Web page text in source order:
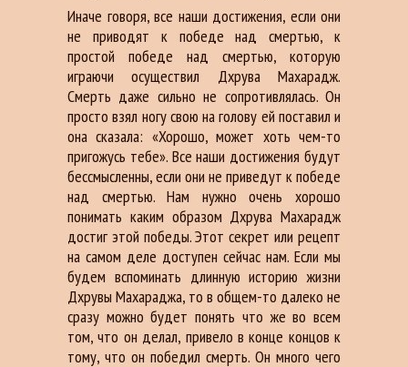
Иначе говоря, все наши достижения, если они
не приводят к победе над смертью, к
простой победе над смертью, которую
играючи осуществил Дхрува Махарадж.
Смерть даже сильно не сопротивлялась. Он
просто взял ногу свою на голову ей поставил и
она сказала: «Хорошо, может хоть чем-то
пригожусь тебе». Все наши достижения будут
бессмысленны, если они не приведут к победе
над смертью. Нам нужно очень хорошо
понимать каким образом Дхрува Махарадж
достиг этой победы. Этот секрет или рецепт
на самом деле доступен сейчас нам. Если мы
будем вспоминать длинную историю жизни
Дхрувы Махараджа, то в общем-то далеко не
сразу можно будет понять что же во всем
том, что он делал, привело в конце концов к
тому, что он победил смерть. Он много чего